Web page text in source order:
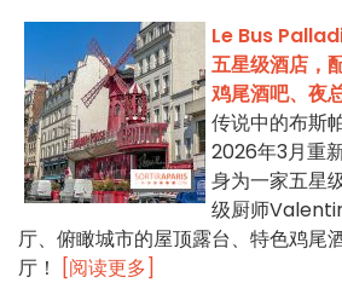
Le Bus
五星级酒店，
鸡尾酒吧、夜
传说中的布斯
2026年3月重
身为一家五星
级厨师
厅、俯瞰城市的屋顶露台、特色鸡尾
厅！
[阅读更多]